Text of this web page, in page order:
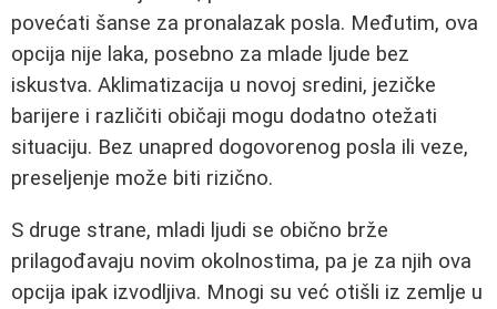
povećati šanse za pronalazak posla. Međutim, ova
opcija nije laka, posebno za mlade ljude bez
iskustva. Aklimatizacija u novoj sredini, jezičke
barijere i različiti običaji mogu dodatno otežati
situaciju. Bez unapred dogovorenog posla ili veze,
preseljenje može biti rizično.
S druge strane, mladi ljudi se obično brže
prilagođavaju novim okolnostima, pa je za njih ova
opcija ipak izvodljiva. Mnogi su već otišli iz zemlje u